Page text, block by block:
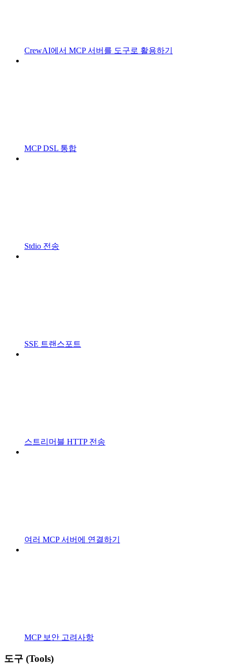
CrewAI에서 MCP 서버를 도구로 활용하기
MCP DSL 통합
Stdio 전송
SSE 트랜스포트
스트리머블 HTTP 전송
여러 MCP 서버에 연결하기
MCP 보안 고려사항
도구 (Tools)